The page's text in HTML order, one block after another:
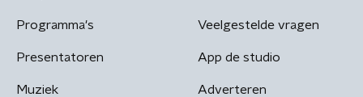
Programma's
Presentatoren
Muziek
Veelgestelde vragen
App de studio
Adverteren